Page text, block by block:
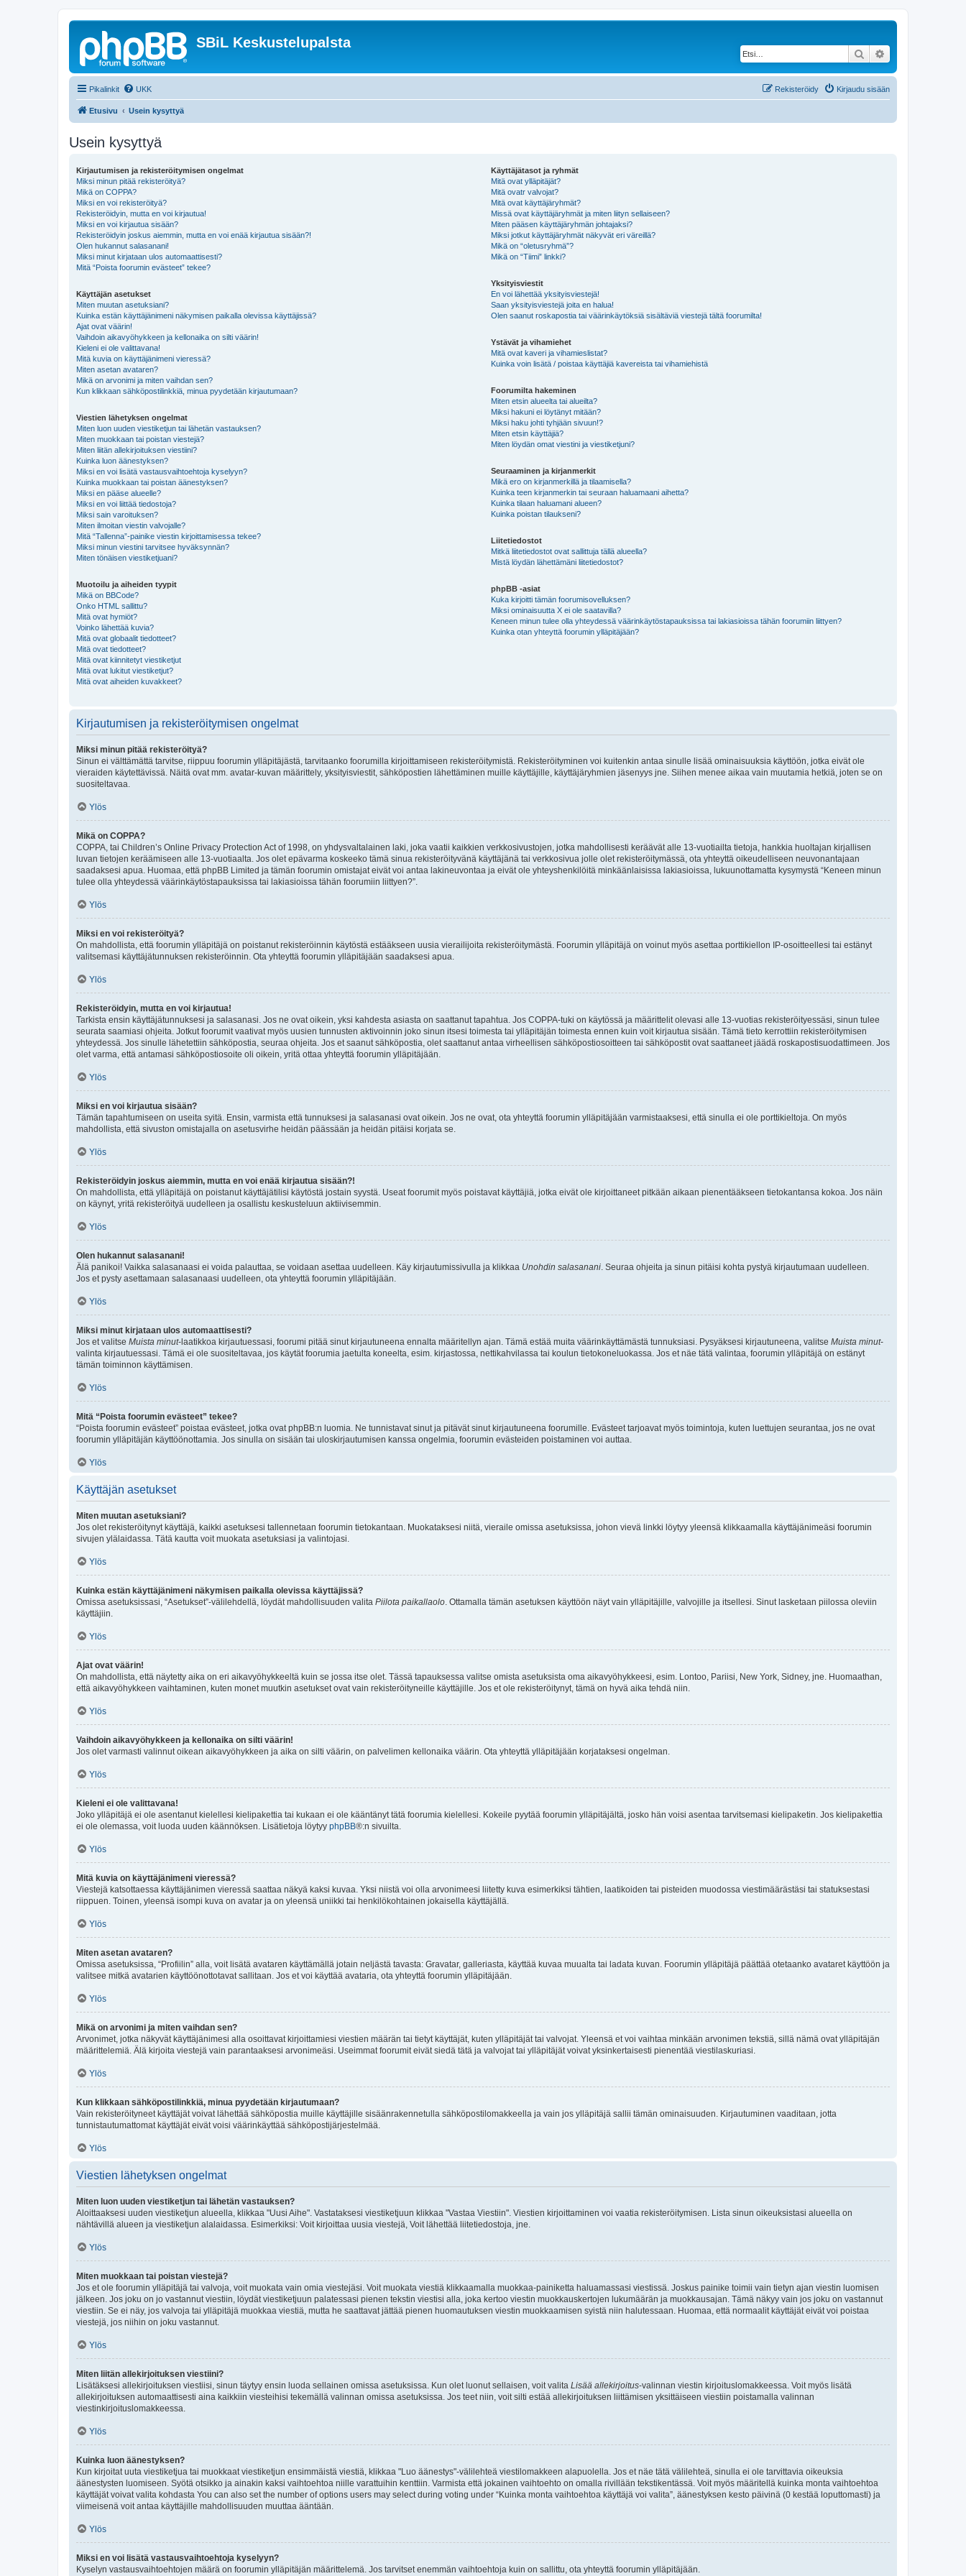
SBiL Keskustelupalsta
Etsi
Pikalinkit UKK Kirjaudu sisään
Rekisteröidy
Etusivu Usein kysyttyä
Usein kysyttyä
Kirjautumisen ja rekisteröitymisen ongelmat
Miksi minun pitää rekisteröityä?
Mikä on COPPA?
Miksi en voi rekisteröityä?
Rekisteröidyin, mutta en voi kirjautua!
Miksi en voi kirjautua sisään?
Rekisteröidyin joskus aiemmin, mutta en voi enää kirjautua sisään?!
Olen hukannut salasanani!
Miksi minut kirjataan ulos automaattisesti?
Mitä “Poista foorumin evästeet” tekee?
Käyttäjän asetukset
Miten muutan asetuksiani?
Kuinka estän käyttäjänimeni näkymisen paikalla olevissa käyttäjissä?
Ajat ovat väärin!
Vaihdoin aikavyöhykkeen ja kellonaika on silti väärin!
Kieleni ei ole valittavana!
Mitä kuvia on käyttäjänimeni vieressä?
Miten asetan avataren?
Mikä on arvonimi ja miten vaihdan sen?
Kun klikkaan sähköpostilinkkiä, minua pyydetään kirjautumaan?
Viestien lähetyksen ongelmat
Miten luon uuden viestiketjun tai lähetän vastauksen?
Miten muokkaan tai poistan viestejä?
Miten liitän allekirjoituksen viestiini?
Kuinka luon äänestyksen?
Miksi en voi lisätä vastausvaihtoehtoja kyselyyn?
Kuinka muokkaan tai poistan äänestyksen?
Miksi en pääse alueelle?
Miksi en voi liittää tiedostoja?
Miksi sain varoituksen?
Miten ilmoitan viestin valvojalle?
Mitä “Tallenna”-painike viestin kirjoittamisessa tekee?
Miksi minun viestini tarvitsee hyväksynnän?
Miten tönäisen viestiketjuani?
Muotoilu ja aiheiden tyypit
Mikä on BBCode?
Onko HTML sallittu?
Mitä ovat hymiöt?
Voinko lähettää kuvia?
Mitä ovat globaalit tiedotteet?
Mitä ovat tiedotteet?
Mitä ovat kiinnitetyt viestiketjut
Mitä ovat lukitut viestiketjut?
Mitä ovat aiheiden kuvakkeet?
Käyttäjätasot ja ryhmät
Mitä ovat ylläpitäjät?
Mitä ovatr valvojat?
Mitä ovat käyttäjäryhmät?
Missä ovat käyttäjäryhmät ja miten liityn sellaiseen?
Miten pääsen käyttäjäryhmän johtajaksi?
Miksi jotkut käyttäjäryhmät näkyvät eri väreillä?
Mikä on “oletusryhmä”?
Mikä on “Tiimi” linkki?
Yksityisviestit
En voi lähettää yksityisviestejä!
Saan yksityisviestejä joita en halua!
Olen saanut roskapostia tai väärinkäytöksiä sisältäviä viestejä tältä foorumilta!
Ystävät ja vihamiehet
Mitä ovat kaveri ja vihamieslistat?
Kuinka voin lisätä / poistaa käyttäjiä kavereista tai vihamiehistä
Foorumilta hakeminen
Miten etsin alueelta tai alueilta?
Miksi hakuni ei löytänyt mitään?
Miksi haku johti tyhjään sivuun!?
Miten etsin käyttäjiä?
Miten löydän omat viestini ja viestiketjuni?
Seuraaminen ja kirjanmerkit
Mikä ero on kirjanmerkillä ja tilaamisella?
Kuinka teen kirjanmerkin tai seuraan haluamaani aihetta?
Kuinka tilaan haluamani alueen?
Kuinka poistan tilaukseni?
Liitetiedostot
Mitkä liitetiedostot ovat sallittuja tällä alueella?
Mistä löydän lähettämäni liitetiedostot?
phpBB -asiat
Kuka kirjoitti tämän foorumisovelluksen?
Miksi ominaisuutta X ei ole saatavilla?
Keneen minun tulee olla yhteydessä väärinkäytöstapauksissa tai lakiasioissa tähän foorumiin liittyen?
Kuinka otan yhteyttä foorumin ylläpitäjään?
Kirjautumisen ja rekisteröitymisen ongelmat
Miksi minun pitää rekisteröityä?
Sinun ei välttämättä tarvitse, riippuu foorumin ylläpitäjästä, tarvitaanko foorumilla kirjoittamiseen rekisteröitymistä. Rekisteröityminen voi kuitenkin antaa sinulle lisää ominaisuuksia käyttöön, jotka eivät ole
vieraiden käytettävissä. Näitä ovat mm. avatar-kuvan määrittely, yksityisviestit, sähköpostien lähettäminen muille käyttäjille, käyttäjäryhmien jäsenyys jne. Siihen menee aikaa vain muutamia hetkiä, joten se on
suositeltavaa.
Ylös
Mikä on COPPA?
COPPA, tai Children’s Online Privacy Protection Act of 1998, on yhdysvaltalainen laki, joka vaatii kaikkien verkkosivustojen, jotka mahdollisesti keräävät alle 13-vuotiailta tietoja, hankkia huoltajan kirjallisen
luvan tietojen keräämiseen alle 13-vuotiaalta. Jos olet epävarma koskeeko tämä sinua rekisteröityvänä käyttäjänä tai verkkosivua jolle olet rekisteröitymässä, ota yhteyttä oikeudelliseen neuvonantajaan
saadaksesi apua. Huomaa, että phpBB Limited ja tämän foorumin omistajat eivät voi antaa lakineuvontaa ja eivät ole yhteyshenkilöitä minkäänlaisissa lakiasioissa, lukuunottamatta kysymystä “Keneen minun
tulee olla yhteydessä väärinkäytöstapauksissa tai lakiasioissa tähän foorumiin liittyen?”.
Ylös
Miksi en voi rekisteröityä?
On mahdollista, että foorumin ylläpitäjä on poistanut rekisteröinnin käytöstä estääkseen uusia vierailijoita rekisteröitymästä. Foorumin ylläpitäjä on voinut myös asettaa porttikiellon IP-osoitteellesi tai estänyt
valitsemasi käyttäjätunnuksen rekisteröinnin. Ota yhteyttä foorumin ylläpitäjään saadaksesi apua.
Ylös
Rekisteröidyin, mutta en voi kirjautua!
Tarkista ensin käyttäjätunnuksesi ja salasanasi. Jos ne ovat oikein, yksi kahdesta asiasta on saattanut tapahtua. Jos COPPA-tuki on käytössä ja määrittelit olevasi alle 13-vuotias rekisteröityessäsi, sinun tulee
seurata saamiasi ohjeita. Jotkut foorumit vaativat myös uusien tunnusten aktivoinnin joko sinun itsesi toimesta tai ylläpitäjän toimesta ennen kuin voit kirjautua sisään. Tämä tieto kerrottiin rekisteröitymisen
yhteydessä. Jos sinulle lähetettiin sähköpostia, seuraa ohjeita. Jos et saanut sähköpostia, olet saattanut antaa virheellisen sähköpostiosoitteen tai sähköpostit ovat saattaneet jäädä roskapostisuodattimeen. Jos
olet varma, että antamasi sähköpostiosoite oli oikein, yritä ottaa yhteyttä foorumin ylläpitäjään.
Ylös
Miksi en voi kirjautua sisään?
Tämän tapahtumiseen on useita syitä. Ensin, varmista että tunnuksesi ja salasanasi ovat oikein. Jos ne ovat, ota yhteyttä foorumin ylläpitäjään varmistaaksesi, että sinulla ei ole porttikieltoja. On myös
mahdollista, että sivuston omistajalla on asetusvirhe heidän päässään ja heidän pitäisi korjata se.
Ylös
Rekisteröidyin joskus aiemmin, mutta en voi enää kirjautua sisään?!
On mahdollista, että ylläpitäjä on poistanut käyttäjätilisi käytöstä jostain syystä. Useat foorumit myös poistavat käyttäjiä, jotka eivät ole kirjoittaneet pitkään aikaan pienentääkseen tietokantansa kokoa. Jos näin
on käynyt, yritä rekisteröityä uudelleen ja osallistu keskusteluun aktiivisemmin.
Ylös
Olen hukannut salasanani!
Älä panikoi! Vaikka salasanaasi ei voida palauttaa, se voidaan asettaa uudelleen. Käy kirjautumissivulla ja klikkaa Unohdin salasanani. Seuraa ohjeita ja sinun pitäisi kohta pystyä kirjautumaan uudelleen.
Jos et pysty asettamaan salasanaasi uudelleen, ota yhteyttä foorumin ylläpitäjään.
Ylös
Miksi minut kirjataan ulos automaattisesti?
Jos et valitse Muista minut-laatikkoa kirjautuessasi, foorumi pitää sinut kirjautuneena ennalta määritellyn ajan. Tämä estää muita väärinkäyttämästä tunnuksiasi. Pysyäksesi kirjautuneena, valitse Muista minut-
valinta kirjautuessasi. Tämä ei ole suositeltavaa, jos käytät foorumia jaetulta koneelta, esim. kirjastossa, nettikahvilassa tai koulun tietokoneluokassa. Jos et näe tätä valintaa, foorumin ylläpitäjä on estänyt
tämän toiminnon käyttämisen.
Ylös
Mitä “Poista foorumin evästeet” tekee?
“Poista foorumin evästeet” poistaa evästeet, jotka ovat phpBB:n luomia. Ne tunnistavat sinut ja pitävät sinut kirjautuneena foorumille. Evästeet tarjoavat myös toimintoja, kuten luettujen seurantaa, jos ne ovat
foorumin ylläpitäjän käyttöönottamia. Jos sinulla on sisään tai uloskirjautumisen kanssa ongelmia, foorumin evästeiden poistaminen voi auttaa.
Ylös
Käyttäjän asetukset
Miten muutan asetuksiani?
Jos olet rekisteröitynyt käyttäjä, kaikki asetuksesi tallennetaan foorumin tietokantaan. Muokataksesi niitä, vieraile omissa asetuksissa, johon vievä linkki löytyy yleensä klikkaamalla käyttäjänimeäsi foorumin
sivujen ylälaidassa. Tätä kautta voit muokata asetuksiasi ja valintojasi.
Ylös
Kuinka estän käyttäjänimeni näkymisen paikalla olevissa käyttäjissä?
Omissa asetuksissasi, “Asetukset”-välilehdellä, löydät mahdollisuuden valita Piilota paikallaolo. Ottamalla tämän asetuksen käyttöön näyt vain ylläpitäjille, valvojille ja itsellesi. Sinut lasketaan piilossa oleviin
käyttäjiin.
Ylös
Ajat ovat väärin!
On mahdollista, että näytetty aika on eri aikavyöhykkeeltä kuin se jossa itse olet. Tässä tapauksessa valitse omista asetuksista oma aikavyöhykkeesi, esim. Lontoo, Pariisi, New York, Sidney, jne. Huomaathan,
että aikavyöhykkeen vaihtaminen, kuten monet muutkin asetukset ovat vain rekisteröityneille käyttäjille. Jos et ole rekisteröitynyt, tämä on hyvä aika tehdä niin.
Ylös
Vaihdoin aikavyöhykkeen ja kellonaika on silti väärin!
Jos olet varmasti valinnut oikean aikavyöhykkeen ja aika on silti väärin, on palvelimen kellonaika väärin. Ota yhteyttä ylläpitäjään korjataksesi ongelman.
Ylös
Kieleni ei ole valittavana!
Joko ylläpitäjä ei ole asentanut kielellesi kielipakettia tai kukaan ei ole kääntänyt tätä foorumia kielellesi. Kokeile pyytää foorumin ylläpitäjältä, josko hän voisi asentaa tarvitsemasi kielipaketin. Jos kielipakettia
ei ole olemassa, voit luoda uuden käännöksen. Lisätietoja löytyy phpBB®:n sivuilta.
Ylös
Mitä kuvia on käyttäjänimeni vieressä?
Viestejä katsottaessa käyttäjänimen vieressä saattaa näkyä kaksi kuvaa. Yksi niistä voi olla arvonimeesi liitetty kuva esimerkiksi tähtien, laatikoiden tai pisteiden muodossa viestimäärästäsi tai statuksestasi
riippuen. Toinen, yleensä isompi kuva on avatar ja on yleensä uniikki tai henkilökohtainen jokaisella käyttäjällä.
Ylös
Miten asetan avataren?
Omissa asetuksissa, “Profiilin” alla, voit lisätä avataren käyttämällä jotain neljästä tavasta: Gravatar, galleriasta, käyttää kuvaa muualta tai ladata kuvan. Foorumin ylläpitäjä päättää otetaanko avataret käyttöön ja
valitsee mitkä avatarien käyttöönottotavat sallitaan. Jos et voi käyttää avataria, ota yhteyttä foorumin ylläpitäjään.
Ylös
Mikä on arvonimi ja miten vaihdan sen?
Arvonimet, jotka näkyvät käyttäjänimesi alla osoittavat kirjoittamiesi viestien määrän tai tietyt käyttäjät, kuten ylläpitäjät tai valvojat. Yleensä et voi vaihtaa minkään arvonimen tekstiä, sillä nämä ovat ylläpitäjän
määrittelemiä. Älä kirjoita viestejä vain parantaaksesi arvonimeäsi. Useimmat foorumit eivät siedä tätä ja valvojat tai ylläpitäjät voivat yksinkertaisesti pienentää viestilaskuriasi.
Ylös
Kun klikkaan sähköpostilinkkiä, minua pyydetään kirjautumaan?
Vain rekisteröityneet käyttäjät voivat lähettää sähköpostia muille käyttäjille sisäänrakennetulla sähköpostilomakkeella ja vain jos ylläpitäjä sallii tämän ominaisuuden. Kirjautuminen vaaditaan, jotta
tunnistautumattomat käyttäjät eivät voisi väärinkäyttää sähköpostijärjestelmää.
Ylös
Viestien lähetyksen ongelmat
Miten luon uuden viestiketjun tai lähetän vastauksen?
Aloittaaksesi uuden viestiketjun alueella, klikkaa "Uusi Aihe". Vastataksesi viestiketjuun klikkaa "Vastaa Viestiin". Viestien kirjoittaminen voi vaatia rekisteröitymisen. Lista sinun oikeuksistasi alueella on
nähtävillä alueen ja viestiketjun alalaidassa. Esimerkiksi: Voit kirjoittaa uusia viestejä, Voit lähettää liitetiedostoja, jne.
Ylös
Miten muokkaan tai poistan viestejä?
Jos et ole foorumin ylläpitäjä tai valvoja, voit muokata vain omia viestejäsi. Voit muokata viestiä klikkaamalla muokkaa-painiketta haluamassasi viestissä. Joskus painike toimii vain tietyn ajan viestin luomisen
jälkeen. Jos joku on jo vastannut viestiin, löydät viestiketjuun palatessasi pienen tekstin viestisi alla, joka kertoo viestin muokkauskertojen lukumäärän ja muokkausajan. Tämä näkyy vain jos joku on vastannut
viestiin. Se ei näy, jos valvoja tai ylläpitäjä muokkaa viestiä, mutta he saattavat jättää pienen huomautuksen viestin muokkaamisen syistä niin halutessaan. Huomaa, että normaalit käyttäjät eivät voi poistaa
viestejä, jos niihin on joku vastannut.
Ylös
Miten liitän allekirjoituksen viestiini?
Lisätäksesi allekirjoituksen viestiisi, sinun täytyy ensin luoda sellainen omissa asetuksissa. Kun olet luonut sellaisen, voit valita Lisää allekirjoitus-valinnan viestin kirjoituslomakkeessa. Voit myös lisätä
allekirjoituksen automaattisesti aina kaikkiin viesteihisi tekemällä valinnan omissa asetuksissa. Jos teet niin, voit silti estää allekirjoituksen liittämisen yksittäiseen viestiin poistamalla valinnan
viestinkirjoituslomakkeessa.
Ylös
Kuinka luon äänestyksen?
Kun kirjoitat uuta viestiketjua tai muokkaat viestiketjun ensimmäistä viestiä, klikkaa "Luo äänestys"-välilehteä viestilomakkeen alapuolella. Jos et näe tätä välilehteä, sinulla ei ole tarvittavia oikeuksia
äänestysten luomiseen. Syötä otsikko ja ainakin kaksi vaihtoehtoa niille varattuihin kenttiin. Varmista että jokainen vaihtoehto on omalla rivillään tekstikentässä. Voit myös määritellä kuinka monta vaihtoehtoa
käyttäjät voivat valita kohdasta You can also set the number of options users may select during voting under “Kuinka monta vaihtoehtoa käyttäjä voi valita”, äänestyksen kesto päivinä (0 kestää loputtomasti) ja
viimeisenä voit antaa käyttäjille mahdollisuuden muuttaa ääntään.
Ylös
Miksi en voi lisätä vastausvaihtoehtoja kyselyyn?
Kyselyn vastausvaihtoehtojen määrä on foorumin ylläpitäjän määrittelemä. Jos tarvitset enemmän vaihtoehtoja kuin on sallittu, ota yhteyttä foorumin ylläpitäjään.